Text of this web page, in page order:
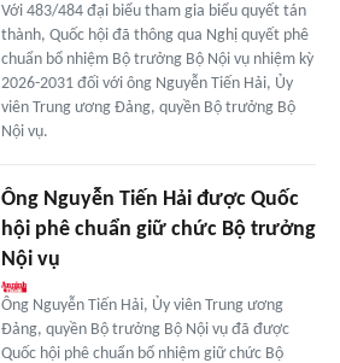
Với 483/484 đại biểu tham gia biểu quyết tán
thành, Quốc hội đã thông qua Nghị quyết phê
chuẩn bổ nhiệm Bộ trưởng Bộ Nội vụ nhiệm kỳ
2026-2031 đối với ông Nguyễn Tiến Hải, Ủy
viên Trung ương Đảng, quyền Bộ trưởng Bộ
Nội vụ.
Ông Nguyễn Tiến Hải được Quốc
hội phê chuẩn giữ chức Bộ trưởng
Nội vụ
Ông Nguyễn Tiến Hải, Ủy viên Trung ương
Đảng, quyền Bộ trưởng Bộ Nội vụ đã được
Quốc hội phê chuẩn bổ nhiệm giữ chức Bộ